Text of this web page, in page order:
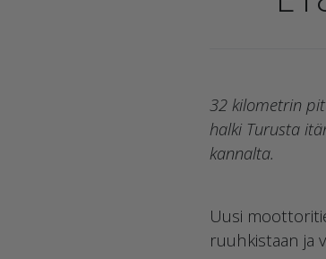
32 kilometrin
halki Turusta
kannalta.
Uusi
ruuhkistaan ja